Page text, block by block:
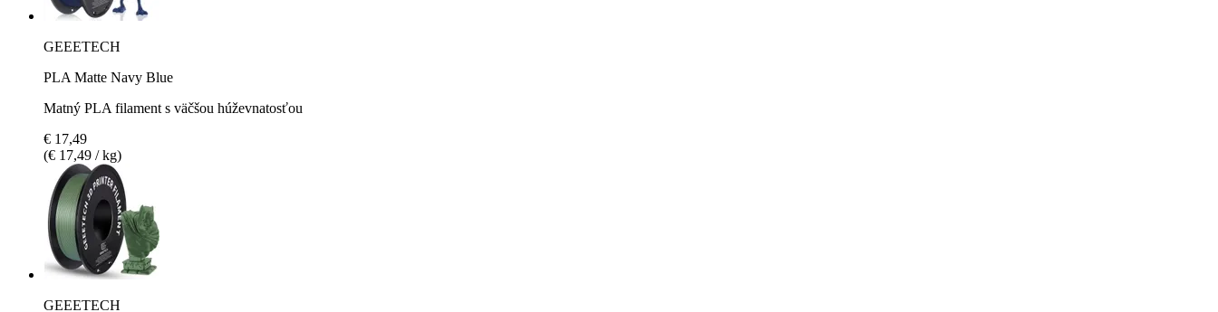
GEEETECH
PLA Matte Navy Blue
Matný PLA filament s väčšou húževnatosťou
€ 17,49
(€ 17,49 / kg)
GEEETECH